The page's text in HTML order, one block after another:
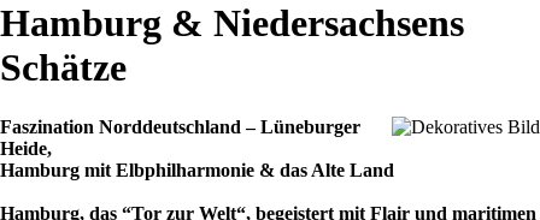
Hamburg & Niedersachsens
Schätze
Faszination Norddeutschland – Lüneburger
Heide,
Hamburg mit Elbphilharmonie & das Alte Land
Hamburg, das “Tor zur Welt“, begeistert mit Flair und maritimen